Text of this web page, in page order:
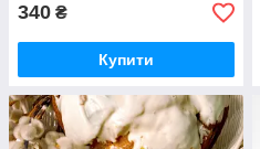
340 ₴
Купити